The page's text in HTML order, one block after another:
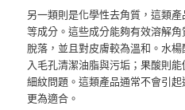
另一類則是化學性去角質，這類
等成分。這些成分能夠有效溶解
脫落，並且對皮膚較為溫和。水
入毛孔清潔油脂與污垢；果酸則
細紋問題。這類產品通常不會引
更為適合。